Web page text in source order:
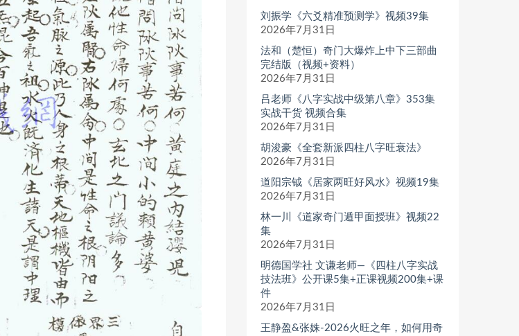
刘振学《六爻精准预测学》视频39集
2026年7月31日
法和（楚恒）奇门大爆炸上中下三部曲
完结版（视频+资料）
2026年7月31日
吕老师《八字实战中级第八章》353集
实战干货 视频合集
2026年7月31日
胡浚豪《全套新派四柱八字旺衰法》
2026年7月31日
道阳宗钺《居家两旺好风水》视频19集
2026年7月31日
林一川《道家奇门遁甲面授班》视频22
集
2026年7月31日
明德国学社 文谦老师—《四柱八字实战
技法班》公开课5集+正课视频200集+课
件
2026年7月31日
王静盈&张姝-2026火旺之年，如何用奇